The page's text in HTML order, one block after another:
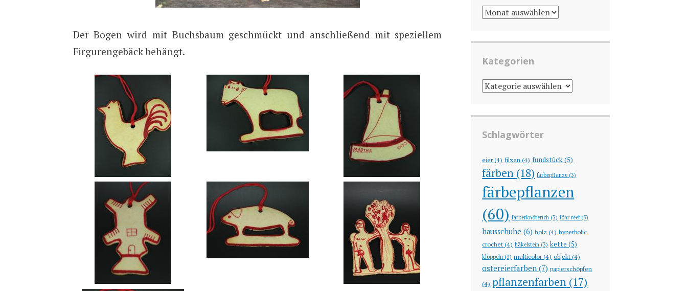
Der Bogen wird mit Buchsbaum geschmückt und anschließend mit speziellem
Firgurengebäck behängt.
ARCHIV
Kategorien
KATEGORIEN
Schlagwörter
eier(4) filzen(4) fundstück(5)
färben (18) färbepflanze (3)
färbepflanzen
(60) färberknöterich (3) föhr reef(3)
hausschuhe (6) holz (4) hyperbolic
crochet(4) häkelstein (3) kette (5)
klöppeln (3) multicolor(4) objekt(4)
ostereierfarben (7) papierschöpfen
(4) pflanzenfarben (17)